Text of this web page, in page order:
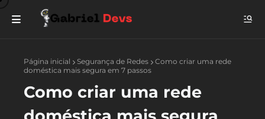
Página inicial Segurança de Redes
Como criar uma rede
doméstica mais segura em 7 passos
Como criar uma rede